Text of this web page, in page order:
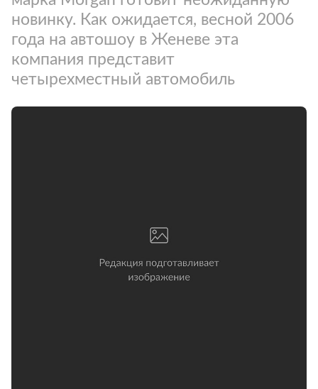
новинку. Как ожидается, весной 2006
года на автошоу в Женеве эта
компания представит
четырехместный автомобиль